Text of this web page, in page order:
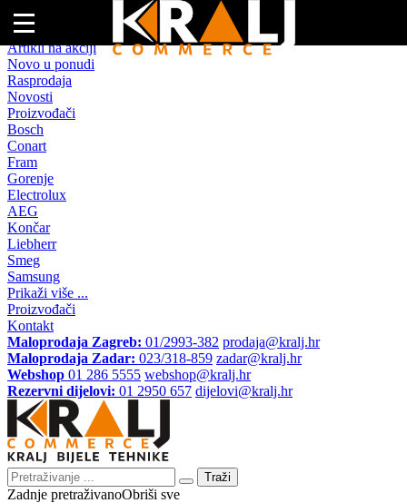
Naslovna
Artikli na akciji
Novo u ponudi
Rasprodaja
Novosti
Proizvođači
Bosch
Conart
Fram
Gorenje
Electrolux
AEG
Končar
Liebherr
Smeg
Samsung
Prikaži više ...
Proizvođači
Kontakt
Maloprodaja Zagreb: 01/2993-382 prodaja@kralj.hr
Maloprodaja Zadar: 023/318-859 zadar@kralj.hr
Webshop 01 286 5555 webshop@kralj.hr
Rezervni dijelovi: 01 2950 657 dijelovi@kralj.hr
Traži
Zadnje pretraživanoObriši sve